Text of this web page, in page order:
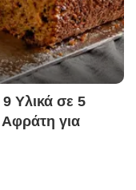
Υλικά σε 5
Αφράτη για